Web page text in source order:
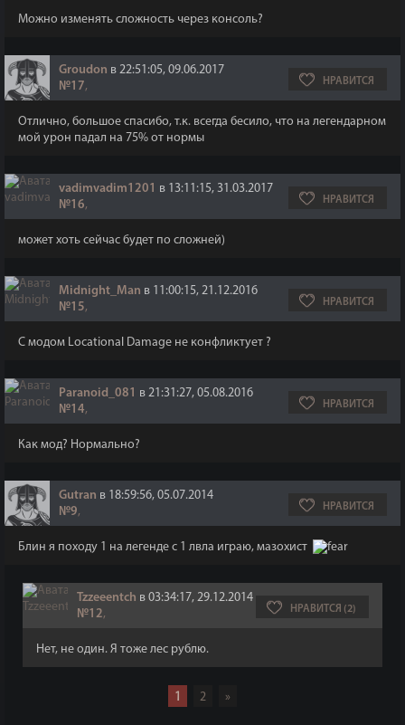
Можно изменять сложность через консоль?
Groudon в 22:51:05, 09.06.2017
№17, НРАВИТСЯ
Отлично, большое спасибо, т.к. всегда бесило, что на легендарном
мой урон падал на 75% от нормы
vadimvadim1201 в 13:11:15, 31.03.2017
№16, НРАВИТСЯ
может хоть сейчас будет по сложней)
Midnight_Man в 11:00:15, 21.12.2016
№15, НРАВИТСЯ
С модом Locational Damage не конфликтует ?
Paranoid_081 в 21:31:27, 05.08.2016
№14, НРАВИТСЯ
Как мод? Нормально?
Gutran в 18:59:56, 05.07.2014
№9, НРАВИТСЯ
Блин я походу 1 на легенде с 1 лвла играю, мазохист
Tzzeeentch в 03:34:17, 29.12.2014
№12, НРАВИТСЯ (2)
Нет, не один. Я тоже лес рублю.
1 2 »